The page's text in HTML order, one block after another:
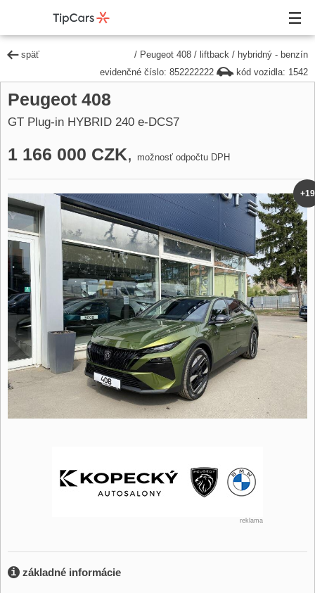
späť / Peugeot 408 / liftback / hybridný - benzín
evidenčné číslo: 852222222
kód vozidla: 1542
Peugeot 408
GT Plug-in HYBRID 240 e-DCS7
1 166 000 CZK, možnosť odpočtu DPH
+19
reklama
základné informácie